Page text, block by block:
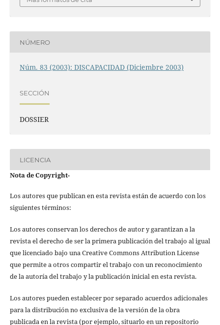
NÚMERO
Núm. 83 (2003): DISCAPACIDAD (Diciembre 2003)
SECCIÓN
DOSSIER
LICENCIA
Nota de Copyright-
Los autores que publican en esta revista están de acuerdo con los
siguientes términos:
Los autores conservan los derechos de autor y garantizan a la
revista el derecho de ser la primera publicación del trabajo al igual
que licenciado bajo una Creative Commons Attribution License
que permite a otros compartir el trabajo con un reconocimiento
de la autoría del trabajo y la publicación inicial en esta revista.
Los autores pueden establecer por separado acuerdos adicionales
para la distribución no exclusiva de la versión de la obra
publicada en la revista (por ejemplo, situarlo en un repositorio